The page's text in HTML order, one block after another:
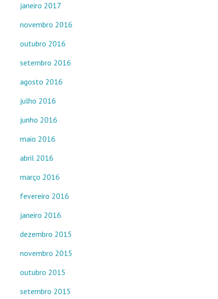
janeiro 2017
novembro 2016
outubro 2016
setembro 2016
agosto 2016
julho 2016
junho 2016
maio 2016
abril 2016
março 2016
fevereiro 2016
janeiro 2016
dezembro 2015
novembro 2015
outubro 2015
setembro 2015